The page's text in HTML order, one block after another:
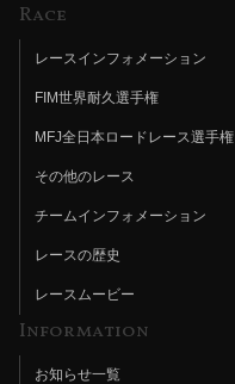
Race
レースインフォメーション
FIM世界耐久選手権
MFJ全日本ロードレース選手権
その他のレース
チームインフォメーション
レースの歴史
レースムービー
Information
お知らせ一覧